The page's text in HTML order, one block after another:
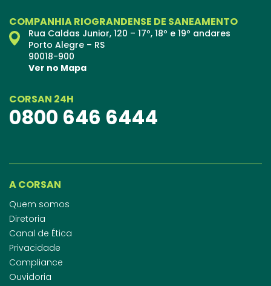
COMPANHIA RIOGRANDENSE DE SANEAMENTO
Rua Caldas Junior, 120 – 17º, 18º e 19º andares
Porto Alegre – RS
90018-900
Ver no Mapa
CORSAN 24H
0800 646 6444
A CORSAN
Quem somos
Diretoria
Canal de Ética
Privacidade
Compliance
Ouvidoria